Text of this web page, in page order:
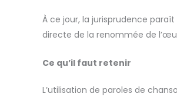
À ce jour, la jurisprudence
directe de la renommée de
Ce qu’il faut retenir
L’utilisation de paroles de